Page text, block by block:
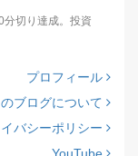
切り達成。投資
プロフィール
のブログについて
バシーポリシー